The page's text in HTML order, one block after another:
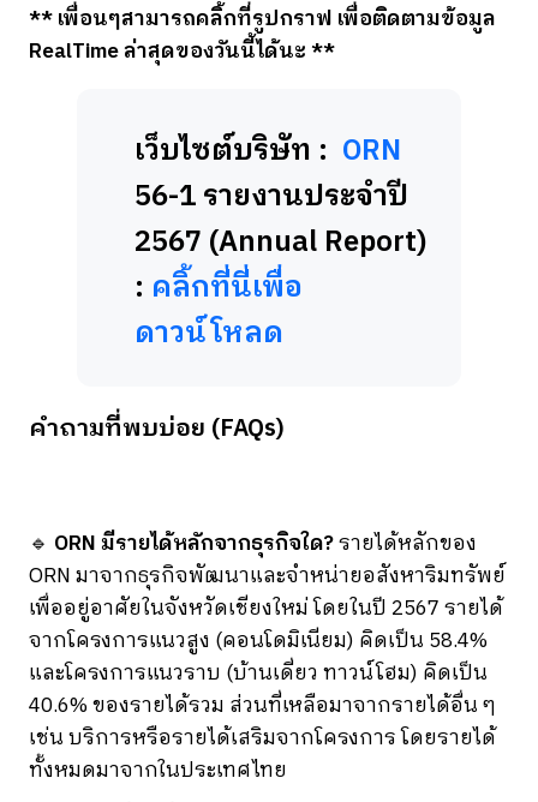
** เพื่อนๆสามารถคลิ้กที่รูปกราฟ เพื่อติดตามข้อมูล
RealTime ล่าสุดของวันนี้ได้นะ **
เว็บไซต์บริษัท : ORN
56-1 รายงานประจำปี
2567 (Annual Report)
: คลิ้กที่นี่เพื่อ
ดาวน์โหลด
คำถามที่พบบ่อย (FAQs)
🔹 ORN มีรายได้หลักจากธุรกิจใด?รายได้หลักของ
ORN มาจากธุรกิจพัฒนาและจำหน่ายอสังหาริมทรัพย์
เพื่ออยู่อาศัยในจังหวัดเชียงใหม่ โดยในปี 2567 รายได้
จากโครงการแนวสูง (คอนโดมิเนียม) คิดเป็น 58.4%
และโครงการแนวราบ (บ้านเดี่ยว ทาวน์โฮม) คิดเป็น
40.6% ของรายได้รวม ส่วนที่เหลือมาจากรายได้อื่น ๆ
เช่น บริการหรือรายได้เสริมจากโครงการ โดยรายได้
ทั้งหมดมาจากในประเทศไทย